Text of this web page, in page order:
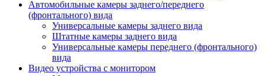
Автомобильные камеры заднего/переднего
(фронтального) вида
Универсальные камеры заднего вида
Штатные камеры заднего вида
Универсальные камеры переднего (фронтального)
вида
Видео устройства c монитором